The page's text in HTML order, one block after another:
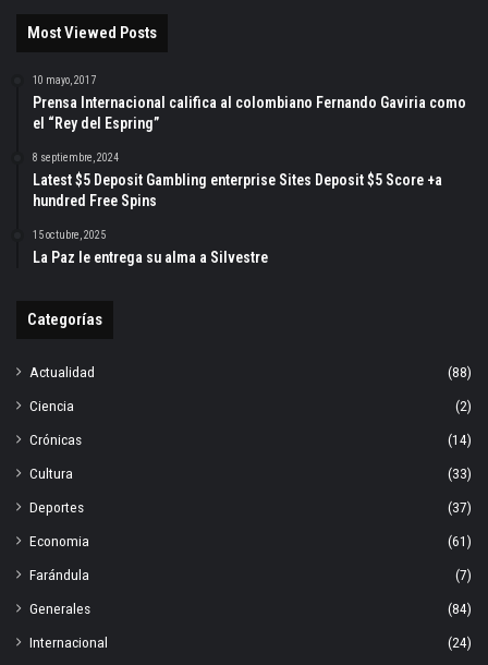
Most Viewed Posts
10 mayo, 2017
Prensa Internacional califica al colombiano Fernando Gaviria como
el “Rey del Espring”
8 septiembre, 2024
Latest $5 Deposit Gambling enterprise Sites Deposit $5 Score +a
hundred Free Spins
15 octubre, 2025
La Paz le entrega su alma a Silvestre
Categorías
Actualidad
(88)
Ciencia
(2)
Crónicas
(14)
Cultura
(33)
Deportes
(37)
Economia
(61)
Farándula
(7)
Generales
(84)
Internacional
(24)